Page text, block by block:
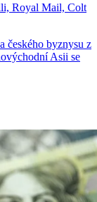
Royal Mail, Colt
českého byznysu z
Asii se